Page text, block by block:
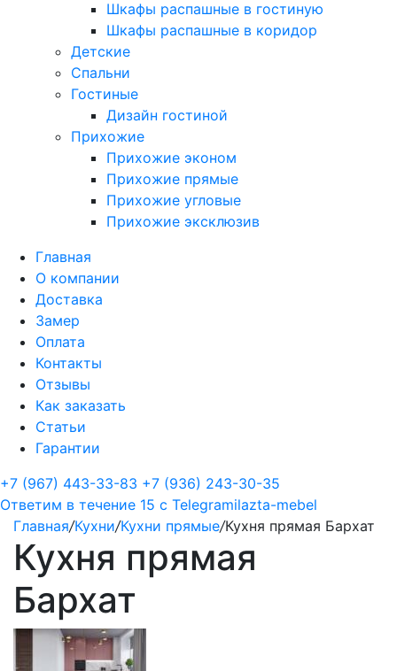
Шкафы распашные в гостиную
Шкафы распашные в коридор
Детские
Спальни
Гостиные
Дизайн гостиной
Прихожие
Прихожие эконом
Прихожие прямые
Прихожие угловые
Прихожие эксклюзив
Главная
О компании
Доставка
Замер
Оплата
Контакты
Отзывы
Как заказать
Статьи
Гарантии
+7 (967) 443-33-83 +7 (936) 243-30-35
Ответим в течение 15 с Telegramilazta-mebel
Главная/Кухни/Кухни прямые/Кухня прямая Бархат
Кухня прямая
Бархат